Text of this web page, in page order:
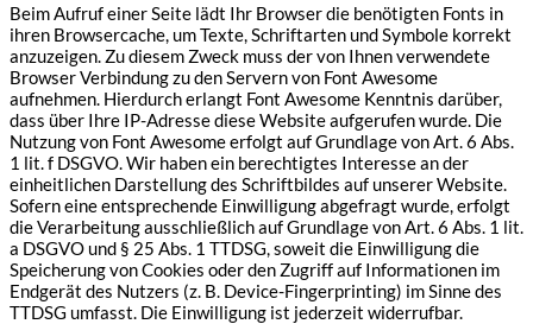
Beim Aufruf einer Seite lädt Ihr Browser die benötigten Fonts in
ihren Browsercache, um Texte, Schriftarten und Symbole korrekt
anzuzeigen. Zu diesem Zweck muss der von Ihnen verwendete
Browser Verbindung zu den Servern von Font Awesome
aufnehmen. Hierdurch erlangt Font Awesome Kenntnis darüber,
dass über Ihre IP-Adresse diese Website aufgerufen wurde. Die
Nutzung von Font Awesome erfolgt auf Grundlage von Art. 6 Abs.
1 lit. f DSGVO. Wir haben ein berechtigtes Interesse an der
einheitlichen Darstellung des Schriftbildes auf unserer Website.
Sofern eine entsprechende Einwilligung abgefragt wurde, erfolgt
die Verarbeitung ausschließlich auf Grundlage von Art. 6 Abs. 1 lit.
a DSGVO und § 25 Abs. 1 TTDSG, soweit die Einwilligung die
Speicherung von Cookies oder den Zugriff auf Informationen im
Endgerät des Nutzers (z. B. Device-Fingerprinting) im Sinne des
TTDSG umfasst. Die Einwilligung ist jederzeit widerrufbar.